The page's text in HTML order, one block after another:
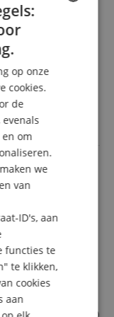
2x tafel)
te openen / te
op te bergen en te
259,00 €
verzenden (NL)
117 cm
(10x bank, 5x tafel)
ITALIAN
SPANISH
op onze
cookies.
de
om
we
van
ID's, aan
functies te
te klikken,
cookies
aan